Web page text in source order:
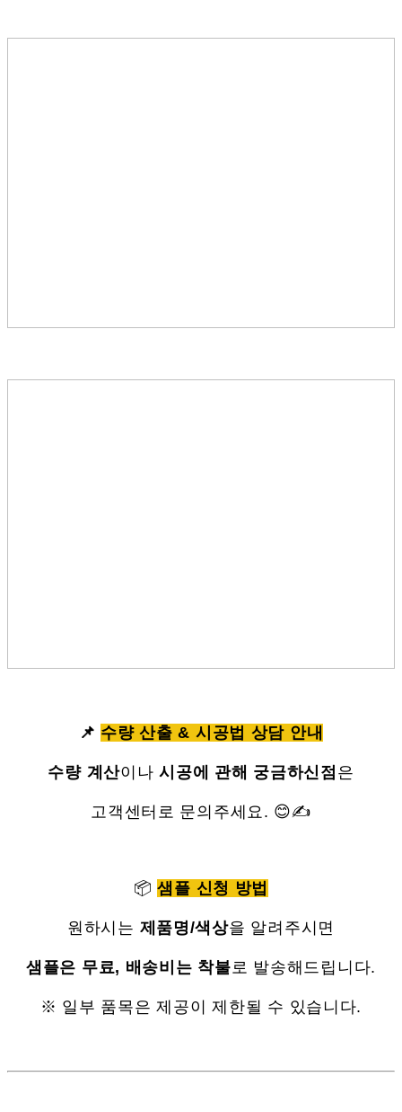
📌 수량 산출 & 시공법 상담 안내
수량 계산이나시공에 관해 궁금하신점 은
고객센터로 문의주세요. 😊✍
📦샘플 신청 방법
원하시는 제품명/색상을 알려주시면
샘플은 무료, 배송비는 착불로 발송해드립니다.
※ 일부 품목은 제공이 제한될 수 있습니다.